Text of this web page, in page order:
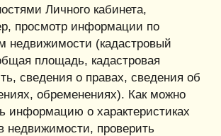
Личного кабинета,
просмотр информации по
недвижимости (кадастровый
площадь, кадастровая
сведения о правах, сведения об
обременениях). Как можно
информацию о характеристиках
недвижимости, проверить